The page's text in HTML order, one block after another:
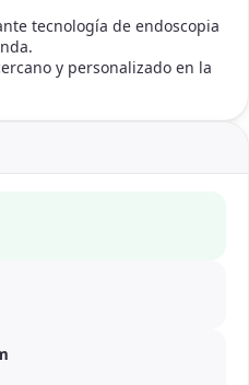
tecnología de endoscopia
y personalizado en la